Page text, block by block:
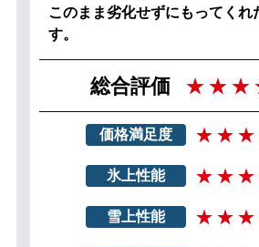
このまま劣化せずにもってくれ
す。
総合評価
価格満足度
氷上性能
雪上性能